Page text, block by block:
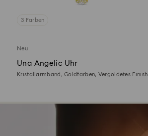
3 Farben
Neu
Una Angelic Uhr
Kristallarmband, Goldfarben, Vergoldetes Finish